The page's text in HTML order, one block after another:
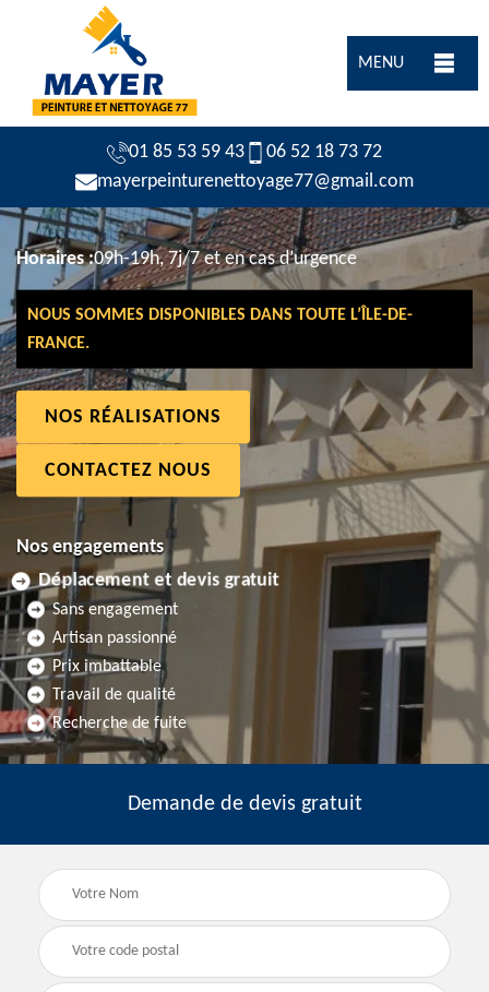
MENU
01 85 53 59 43
06 52 18 73 72
mayerpeinturenettoyage77@gmail.com
Horaires :09h-19h, 7j/7 et en cas d’urgence
NOUS SOMMES DISPONIBLES DANS TOUTE L’ÎLE-DE-
FRANCE.
NOS RÉALISATIONS
CONTACTEZ NOUS
Nos engagements
Déplacement et devis gratuit
Sans engagement
Artisan passionné
Prix imbattable
Travail de qualité
Recherche de fuite
Demande de devis gratuit